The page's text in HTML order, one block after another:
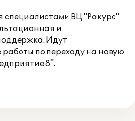
специалистами ВЦ "Ракурс"
и
Идут
работы по переходу на новую
8".